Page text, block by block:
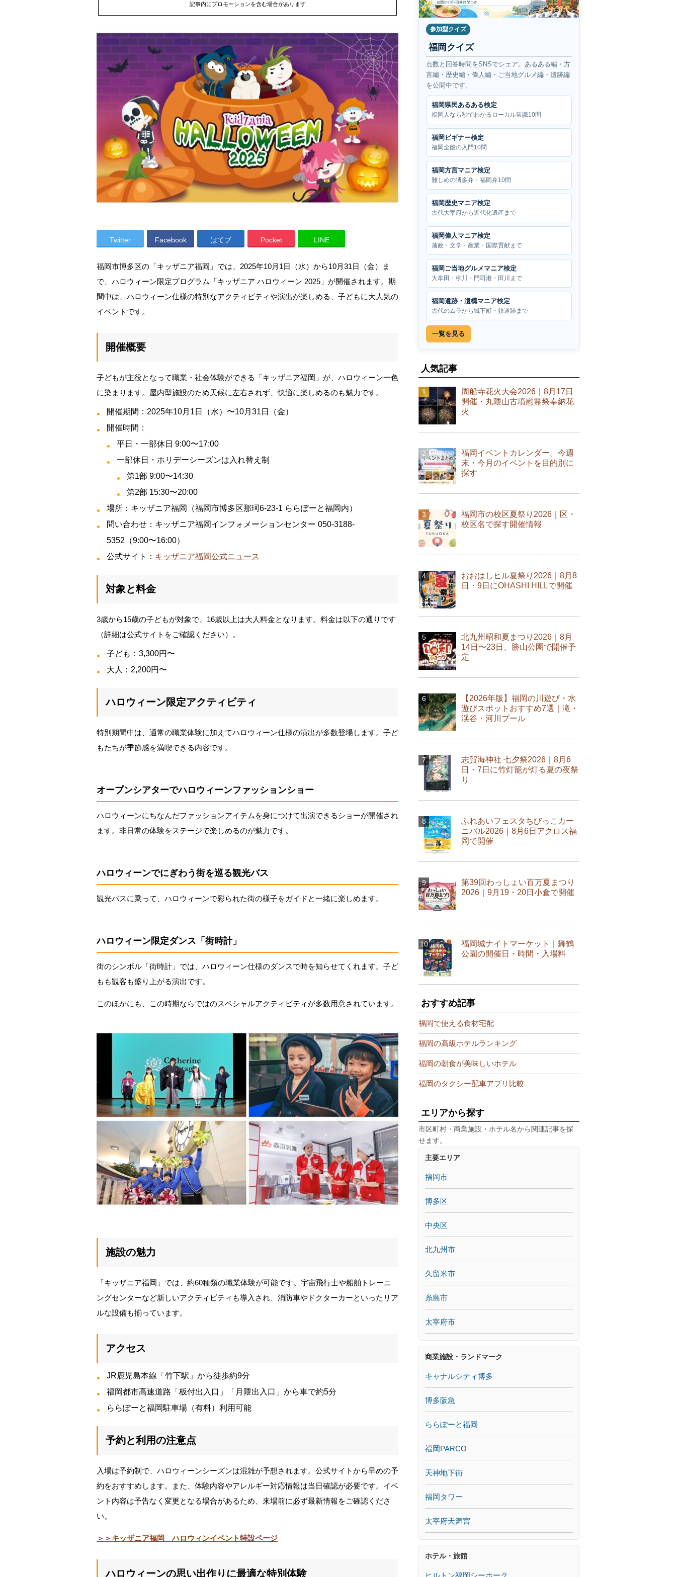
記事内にプロモーションを含む場合があります
Twitter Facebook はてブ Pocket LINE
福岡市博多区の「キッザニア福岡」では、2025年10月1日（水）から10月31日（金）ま
で、ハロウィーン限定プログラム「キッザニア ハロウィーン 2025」が開催されます。期
間中は、ハロウィーン仕様の特別なアクティビティや演出が楽しめる、子どもに大人気の
イベントです。
開催概要
子どもが主役となって職業・社会体験ができる「キッザニア福岡」が、ハロウィーン一色
に染まります。屋内型施設のため天候に左右されず、快適に楽しめるのも魅力です。
開催期間：2025年10月1日（水）〜10月31日（金）
開催時間：
平日・一部休日 9:00〜17:00
一部休日・ホリデーシーズンは入れ替え制
第1部 9:00〜14:30
第2部 15:30〜20:00
場所：キッザニア福岡（福岡市博多区那珂6-23-1 ららぽーと福岡内）
問い合わせ：キッザニア福岡インフォメーションセンター 050-3188-
5352（9:00〜16:00）
公式サイト： キッザニア福岡公式ニュース
対象と料金
3歳から15歳の子どもが対象で、16歳以上は大人料金となります。料金は以下の通りです
（詳細は公式サイトをご確認ください）。
子ども：3,300円〜
大人：2,200円〜
ハロウィーン限定アクティビティ
特別期間中は、通常の職業体験に加えてハロウィーン仕様の演出が多数登場します。子ど
もたちが季節感を満喫できる内容です。
オープンシアターでハロウィーンファッションショー
ハロウィーンにちなんだファッションアイテムを身につけて出演できるショーが開催され
ます。非日常の体験をステージで楽しめるのが魅力です。
ハロウィーンでにぎわう街を巡る観光バス
観光バスに乗って、ハロウィーンで彩られた街の様子をガイドと一緒に楽しめます。
ハロウィーン限定ダンス「街時計」
街のシンボル「街時計」では、ハロウィーン仕様のダンスで時を知らせてくれます。子ど
もも観客も盛り上がる演出です。
このほかにも、この時期ならではのスペシャルアクティビティが多数用意されています。
施設の魅力
「キッザニア福岡」では、約60種類の職業体験が可能です。宇宙飛行士や船舶トレーニ
ングセンターなど新しいアクティビティも導入され、消防車やドクターカーといったリア
ルな設備も揃っています。
アクセス
JR鹿児島本線「竹下駅」から徒歩約9分
福岡都市高速道路「板付出入口」「月隈出入口」から車で約5分
ららぽーと福岡駐車場（有料）利用可能
予約と利用の注意点
入場は予約制で、ハロウィーンシーズンは混雑が予想されます。公式サイトから早めの予
約をおすすめします。また、体験内容やアレルギー対応情報は当日確認が必要です。イベ
ント内容は予告なく変更となる場合があるため、来場前に必ず最新情報をご確認くださ
い。
＞＞キッザニア福岡 ハロウィンイベント特設ページ
ハロウィーンの思い出作りに最適な特別体験
参加型クイズ
福岡クイズ
点数と回答時間をSNSでシェア。あるある編・方
言編・歴史編・偉人編・ご当地グルメ編・遺跡編
を公開中です。
福岡県民あるある検定
福岡人なら秒でわかるローカル常識10問
福岡ビギナー検定
福岡全般の入門10問
福岡方言マニア検定
難しめの博多弁・福岡弁10問
福岡歴史マニア検定
古代大宰府から近代化遺産まで
福岡偉人マニア検定
藩政・文学・産業・国際貢献まで
福岡ご当地グルメマニア検定
大牟田・柳川・門司港・田川まで
福岡遺跡・遺構マニア検定
古代のムラから城下町・鉄道跡まで
一覧を見る
人気記事
周船寺花火大会2026｜8月17日
開催・丸隈山古墳慰霊祭奉納花
火
福岡イベントカレンダー。今週
末・今月のイベントを目的別に
探す
福岡市の校区夏祭り2026｜区・
校区名で探す開催情報
おおはしヒル夏祭り2026｜8月8
日・9日にOHASHI HILLで開催
北九州昭和夏まつり2026｜8月
14日〜23日、勝山公園で開催予
定
【2026年版】福岡の川遊び・水
遊びスポットおすすめ7選｜滝・
渓谷・河川プール
志賀海神社 七夕祭2026｜8月6
日・7日に竹灯籠が灯る夏の夜祭
り
ふれあいフェスタちびっこカー
ニバル2026｜8月6日アクロス福
岡で開催
第39回わっしょい百万夏まつり
2026｜9月19・20日小倉で開催
福岡城ナイトマーケット｜舞鶴
公園の開催日・時間・入場料
おすすめ記事
福岡で使える食材宅配
福岡の高級ホテルランキング
福岡の朝食が美味しいホテル
福岡のタクシー配車アプリ比較
エリアから探す
市区町村・商業施設・ホテル名から関連記事を探
せます。
主要エリア
福岡市
博多区
中央区
北九州市
久留米市
糸島市
太宰府市
商業施設・ランドマーク
キャナルシティ博多
博多阪急
ららぽーと福岡
福岡PARCO
天神地下街
福岡タワー
太宰府天満宮
ホテル・旅館
ヒルトン福岡シーホーク